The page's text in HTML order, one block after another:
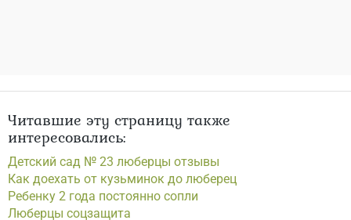
Читавшие эту страницу также
интересовались:
Детский сад № 23 люберцы отзывы
Как доехать от кузьминок до люберец
Ребенку 2 года постоянно сопли
Люберцы соцзащита